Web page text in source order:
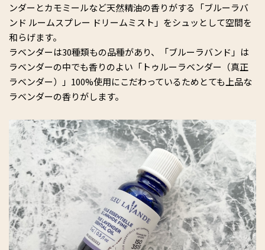
ンダーとカモミールなど天然精油の香りがする「ブルーラバ
ンド ルームスプレー ドリームミスト」をシュッとして空間を
和らげます。
ラベンダーは30種類もの品種があり、「ブルーラバンド」は
ラベンダーの中でも香りのよい「トゥルーラベンダー（真正
ラベンダー）」100%使用にこだわっているためとても上品な
ラベンダーの香りがします。